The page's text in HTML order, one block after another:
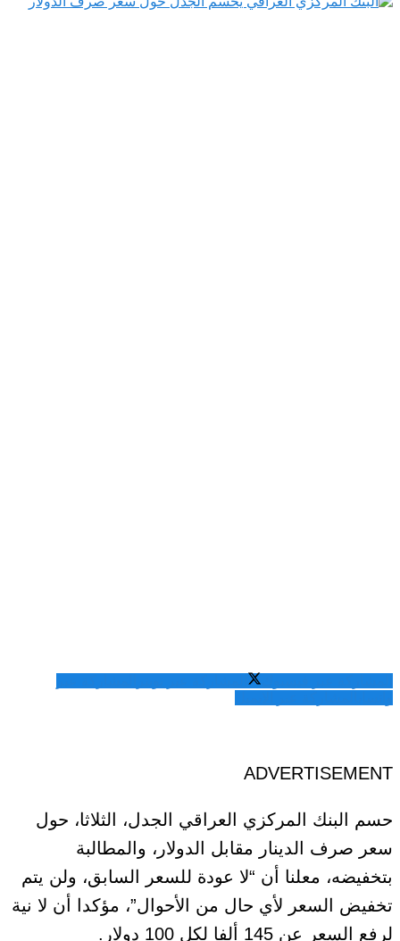
ADVERTISEMENT
حسم البنك المركزي العراقي الجدل، الثلاثا، حول
سعر صرف الدينار مقابل الدولار، والمطالبة
بتخفيضه، معلنا أن “لا عودة للسعر السابق، ولن يتم
تخفيض السعر لأي حال من الأحوال”، مؤكدا أن لا نية
لرفع السعر عن 145 ألفا لكل 100 دولار.